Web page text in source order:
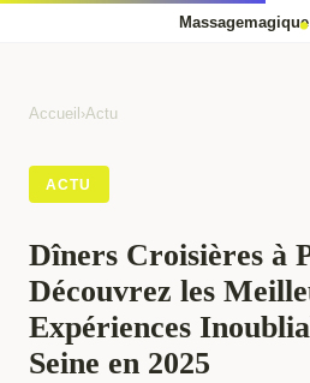
Accueil ›Actu
ACTU
Dîners Croisières à
Découvrez les
Expériences
Seine en 2025